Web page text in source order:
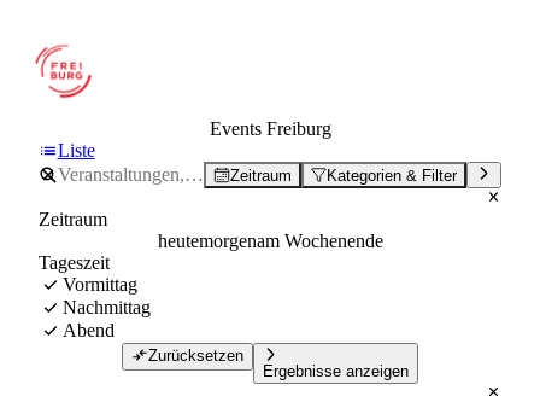
Events Freiburg
Liste
Zeitraum Kategorien & Filter
Zeitraum
heutemorgenam Wochenende
Tageszeit
Vormittag
Nachmittag
Abend
Zurücksetzen
Ergebnisse anzeigen